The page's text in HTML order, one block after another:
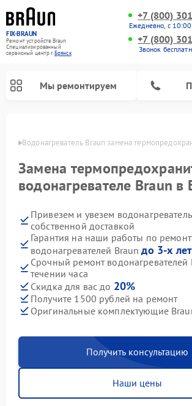
FIX-BRAUN
Ремонт устройств Braun
Специализированный
cервисный центр г.Брянск
+7 (800)
Ежедневно, с
+7 (800)
Звонок
Мы ремонтируем
Водонагреватель Braun замена
Замена
водонагревателе Braun в
Привезем и увезем
собственной доставкой
Гарантия на наши работы по
водонагревателей Braunдо 3-х лет
Срочный ремонт водонагревателей
течении часа
Скидка для вас до 20%
Получите 1500 рублей на ремонт
Оригинальные комплектующие
Получить консультацию
Наши цены